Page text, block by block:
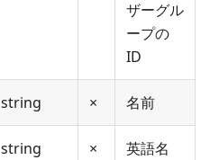
ザーグル
ープの
ID
string × 名前
string × 英語名